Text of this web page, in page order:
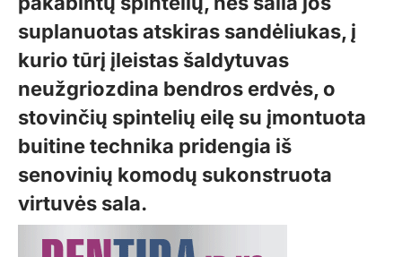
suplanuotas atskiras sandėliukas, į
kurio tūrį įleistas šaldytuvas
neužgriozdina bendros erdvės, o
stovinčių spintelių eilę su įmontuota
buitine technika pridengia iš
senovinių komodų sukonstruota
virtuvės sala.